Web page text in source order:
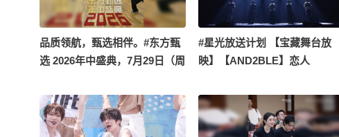
品质领航，甄选相伴。#东方甄
选 2026年中盛典，7月29日（周
世界直播间，我们如期相逢！
#星光放送计划 【宝藏舞台放
映】【AND2BLE】恋人
荣浩）ㅣWelcome to Qurious
In 澳门